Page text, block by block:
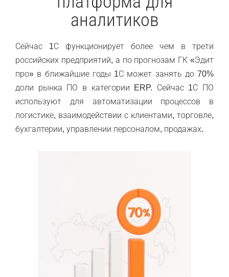
аналитиков
Сейчас 1С функционирует более чем в трети
российских предприятий, а по прогнозам ГК «Эдит
про» в ближайшие годы 1С может занять до 70%
доли рынка ПО в категории ERP. Сейчас 1С ПО
используют для автоматизации процессов в
логистике, взаимодействии с клиентами, торговле,
бухгалтерии, управлении персоналом, продажах.